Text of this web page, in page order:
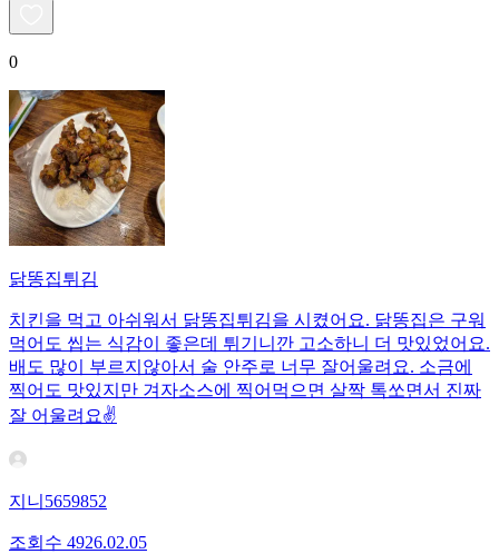
0
닭똥집튀김
치킨을 먹고 아쉬워서 닭똥집튀김을 시켰어요. 닭똥집은 구워
먹어도 씹는 식감이 좋은데 튀기니깐 고소하니 더 맛있었어요.
배도 많이 부르지않아서 술 안주로 너무 잘어울려요. 소금에
찍어도 맛있지만 겨자소스에 찍어먹으면 살짝 톡쏘면서 진짜
잘 어울려요✌️
지니5659852
조회수 4926.02.05